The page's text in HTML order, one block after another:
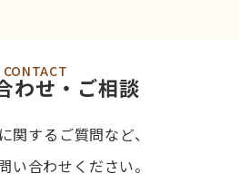
CONTACT
わせ・ご相談
関するご質問など、
い合わせください。